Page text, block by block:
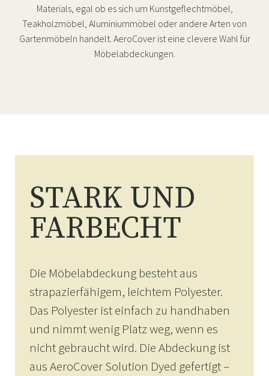
Materials, egal ob es sich um Kunstgeflechtmöbel,
Teakholzmöbel, Aluminiummöbel oder andere Arten von
Gartenmöbeln handelt. AeroCover ist eine clevere Wahl für
Möbelabdeckungen.
STARK UND
FARBECHT
Die Möbelabdeckung besteht aus
strapazierfähigem, leichtem Polyester.
Das Polyester ist einfach zu handhaben
und nimmt wenig Platz weg, wenn es
nicht gebraucht wird. Die Abdeckung ist
aus AeroCover Solution Dyed gefertigt –